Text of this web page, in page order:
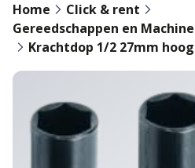
Home
Click & rent
Gereedschappen en
Krachtdop 1/2 27mm hoog